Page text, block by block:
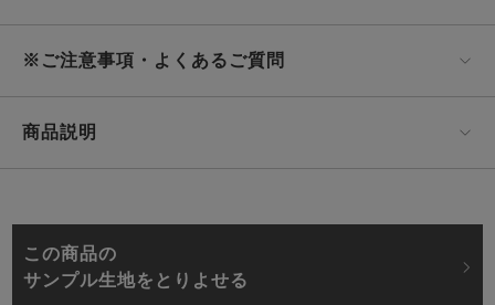
※ご注意事項・よくあるご質問
商品説明
この商品の
サンプル生地をとりよせる